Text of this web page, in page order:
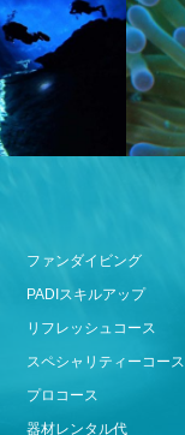
ファンダイビング
PADIスキルアップ
リフレッシュコース
スペシャリティーコース
プロコース
器材レンタル代